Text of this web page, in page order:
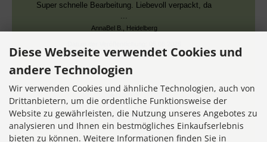
Super schnelle Bearbeitung. Liebevoll verpackt, da
...
AnnaBel B., Heidelberg
Datum der Kauferfahrung: 16.07.2026
7,356 Bewertungen
Diese Webseite verwendet Cookies und
andere Technologien
Wir verwenden Cookies und ähnliche Technologien, auch von
Drittanbietern, um die ordentliche Funktionsweise der
Website zu gewährleisten, die Nutzung unseres Angebotes zu
analysieren und Ihnen ein bestmögliches Einkaufserlebnis
bieten zu können. Weitere Informationen finden Sie in